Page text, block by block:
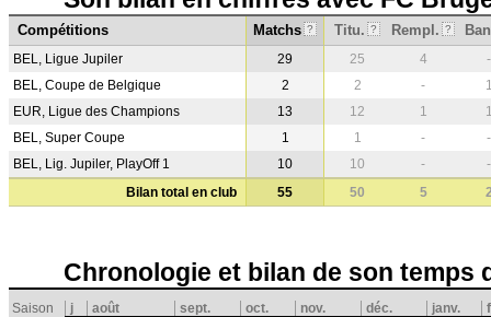
Compétitions Matchs ? Titu. ? Rempl. ?
BEL, Ligue Jupiler 29 25 4
-
BEL, Coupe de Belgique
2 2 -
EUR, Ligue des Champions
13 12 1
BEL, Super Coupe
1 1 -
-
BEL, Lig. Jupiler, PlayOff 1
10 10 -
-
Bilan total en club
55 50 5
Chronologie et bilan de son temps
Saison j août sept. oct. nov. déc. janv.